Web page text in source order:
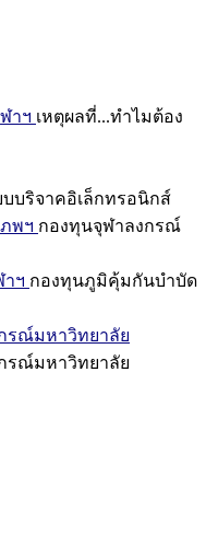
าฯ เหตุผลที่...ทำไมต้อง
บบริจาคอิเล็กทรอนิกส์
พฯ กองทุนจุฬาลงกรณ์
ฯ กองทุนภูมิคุ้มกันบำบัด
รณ์มหาวิทยาลัย
รณ์มหาวิทยาลัย